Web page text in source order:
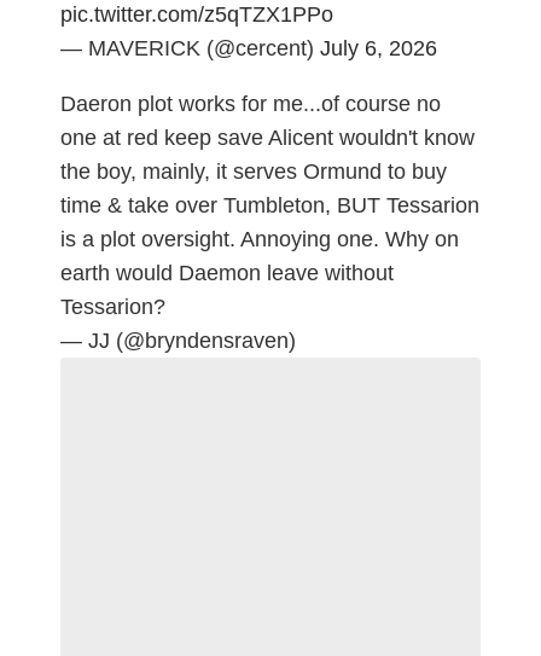
pic.twitter.com/z5qTZX1PPo
— MAVERICK (@cercent) July 6, 2026
Daeron plot works for me...of course no
one at red keep save Alicent wouldn't know
the boy, mainly, it serves Ormund to buy
time & take over Tumbleton, BUT Tessarion
is a plot oversight. Annoying one. Why on
earth would Daemon leave without
Tessarion?
— JJ (@bryndensraven)